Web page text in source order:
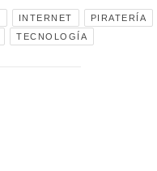
INTERNET
PIRATERÍA
TECNOLOGÍA